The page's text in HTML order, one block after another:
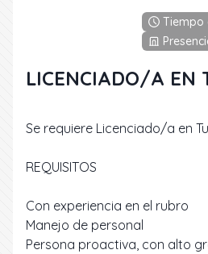
Tiempo
LICENCIADO/A EN
Se requiere Licenciado/a en
REQUISITOS
Con experiencia en el rubro
Manejo de personal
Persona proactiva, con alto